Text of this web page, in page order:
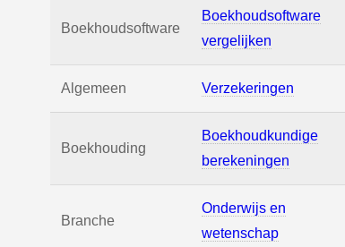
Boekhoudsoftware
Boekhoudsoftware
vergelijken
Algemeen Verzekeringen
Boekhouding
Boekhoudkundige
berekeningen
Branche
Onderwijs en
wetenschap